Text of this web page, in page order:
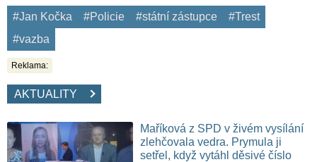
#Jan Kočka #Policie #státní zástupce
#Trest
#vazba
Reklama:
AKTUALITY
Maříková z SPD v živém vysílání
zlehčovala vedra. Prymula ji
setřel, když vytáhl děsivé číslo